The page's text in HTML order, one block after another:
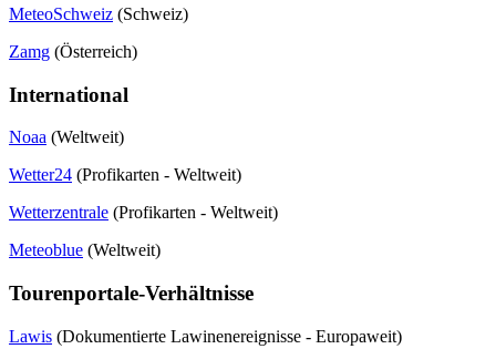
MeteoSchweiz (Schweiz)
Zamg (Österreich)
International
Noaa (Weltweit)
Wetter24 (Profikarten - Weltweit)
Wetterzentrale (Profikarten - Weltweit)
Meteoblue (Weltweit)
Tourenportale-Verhältnisse
Lawis (Dokumentierte Lawinenereignisse - Europaweit)